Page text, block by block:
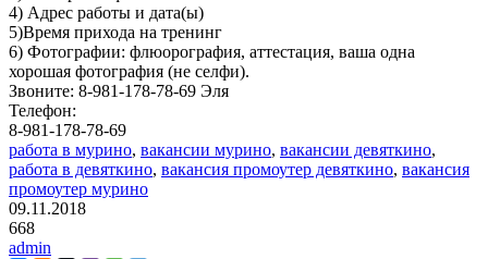
4) Адрес работы и дата(ы)
5)Время прихода на тренинг
6) Фотографии: флюорография, аттестация, ваша одна
хорошая фотография (не селфи).
Звоните: 8-981-178-78-69 Эля
Телефон:
8-981-178-78-69
работа в мурино, вакансии мурино, вакансии девяткино,
работа в девяткино, вакансия промоутер девяткино, вакансия
промоутер мурино
09.11.2018
668
admin